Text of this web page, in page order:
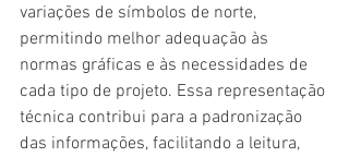
variações de símbolos de norte,
permitindo melhor adequação às
normas gráficas e às necessidades de
cada tipo de projeto. Essa representação
técnica contribui para a padronização
das informações, facilitando a leitura,